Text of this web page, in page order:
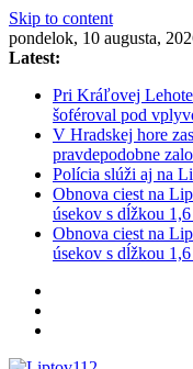
Skip to content
pondelok, 10 augusta,
Latest:
Pri Kráľovej Lehote
šoféroval pod
V Hradskej hore
pravdepodobne
Polícia slúži aj na
Obnova ciest na
úsekov s dĺžkou
Obnova ciest na
úsekov s dĺžkou